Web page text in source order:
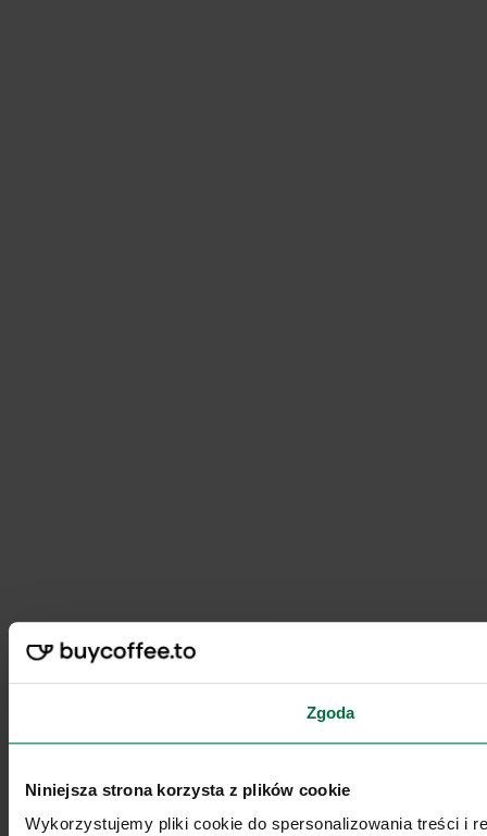
Zgoda
Niniejsza strona korzysta z plików cookie
Wykorzystujemy pliki cookie do spersonalizowania treści i